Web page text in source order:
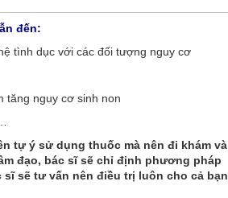
đến:
tình dục với các đối tượng nguy cơ
tăng nguy cơ sinh non
tự ý sử dụng thuốc mà nên đi khám và
đạo, bác sĩ sẽ chỉ định phương pháp
sẽ tư vấn nên điều trị luôn cho cả bạn